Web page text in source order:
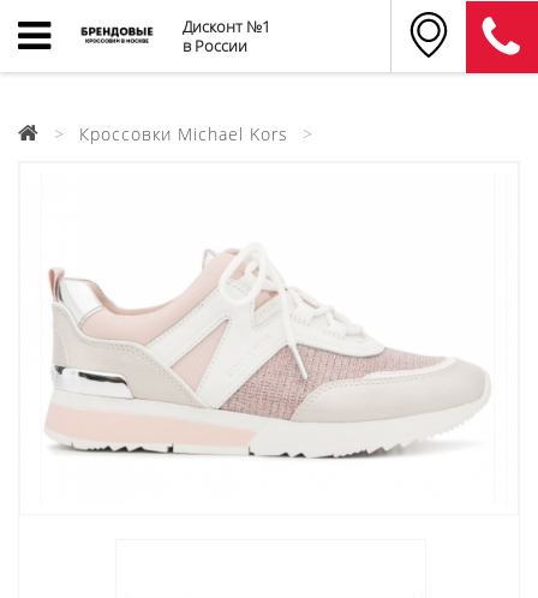
Дисконт №1
в России
Кроссовки Michael Kors